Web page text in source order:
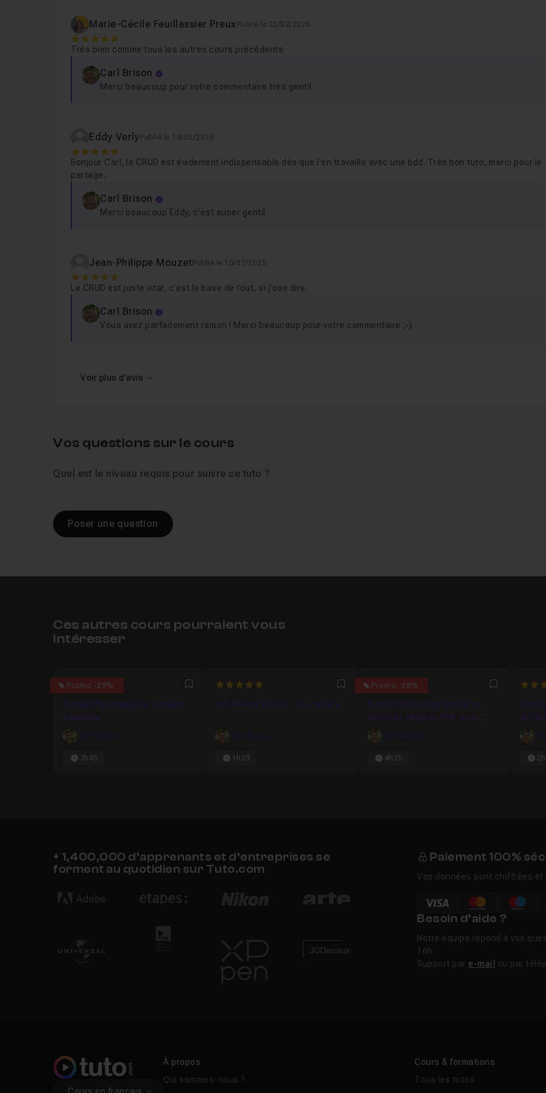
Marie-Cécile Feuillassier Preux Publié le 22/02/2026
5
Très bien comme tous les autres cours précédents
Carl Brison
Merci beaucoup pour votre commentaire très gentil
Eddy Verly Publié le 14/02/2026
5
Bonjour Carl, le CRUD est évidement indispensable dés que l'on travaille avec une bdd. Très bon tuto, merci pour le
partage.
Carl Brison
Merci beaucoup Eddy, c'est super gentil
Jean-Philippe Mouzet Publié le 15/07/2025
5
Le CRUD est juste vital, c'est la base de tout, si j'ose dire.
Carl Brison
Vous avez parfaitement raison ! Merci beaucoup pour votre commentaire ;-)
Voir plus d'avis
Vos questions sur le cours
Quel est le niveau requis pour suivre ce tuto ?
Poser une question
Ces autres cours pourraient vous
intéresser
Promo -29%
4.9 Favori
Bundle Php et MySQL, version
complète
Carl Brison
7h45
5 Favori
#2, PHP et MySQL :: Les tables
Carl Brison
1h29
Promo -28%
5 Favori
Bundle POO : Programmation
Orientée Objet en PHP avec
MySQL
Carl Brison
4h25
5
la
+ 1,400,000 d’apprenants et d’entreprises se
forment au quotidien sur Tuto.com
Paiement 100%
Vos données sont chiffrées
Besoin d’aide ?
Notre équipe répond à vos
16h.
Support par e-mail ou par
Cours en français
À propos
Qui sommes-nous ?
Cours & formations
Tous les tutos